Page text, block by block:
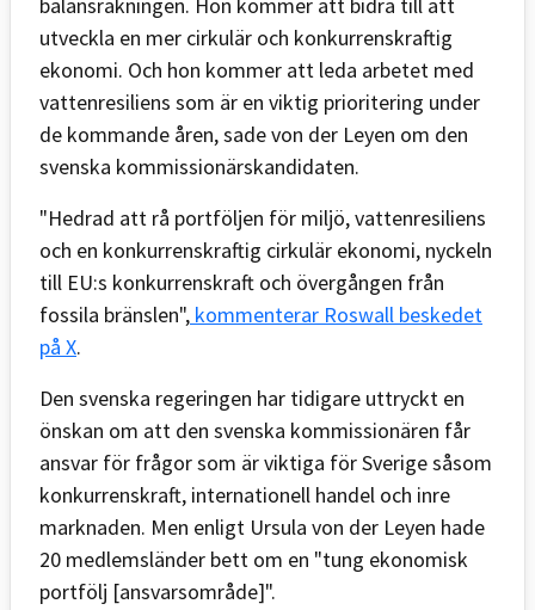
utveckla en mer cirkulär och konkurrenskraftig
ekonomi. Och hon kommer att leda arbetet med
vattenresiliens som är en viktig prioritering under
de kommande åren, sade von der Leyen om den
svenska kommissionärskandidaten.
"Hedrad att rå portföljen för miljö, vattenresiliens
och en konkurrenskraftig cirkulär ekonomi, nyckeln
till EU:s konkurrenskraft och övergången från
fossila bränslen", kommenterar Roswall beskedet
på X.
Den svenska regeringen har tidigare uttryckt en
önskan om att den svenska kommissionären får
ansvar för frågor som är viktiga för Sverige såsom
konkurrenskraft, internationell handel och inre
marknaden. Men enligt Ursula von der Leyen hade
20 medlemsländer bett om en "tung ekonomisk
portfölj [ansvarsområde]".